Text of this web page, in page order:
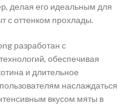
делая его идеальным для
с оттенком прохлады.
разработан с
обеспечивая
и длительное
наслаждаться
вкусом мяты в